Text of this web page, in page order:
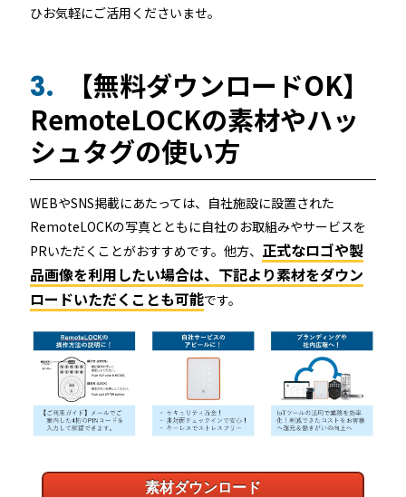
ひお気軽にご活用くださいませ。
3.
【無料ダウンロードOK】
RemoteLOCKの素材やハッ
シュタグの使い方
WEBやSNS掲載にあたっては、自社施設に設置された
RemoteLOCKの写真とともに自社のお取組みやサービスを
PRいただくことがおすすめです。他方、 正式なロゴや製
品画像を利用したい場合は、下記より素材をダウン
ロードいただくことも可能です。
素材ダウンロード